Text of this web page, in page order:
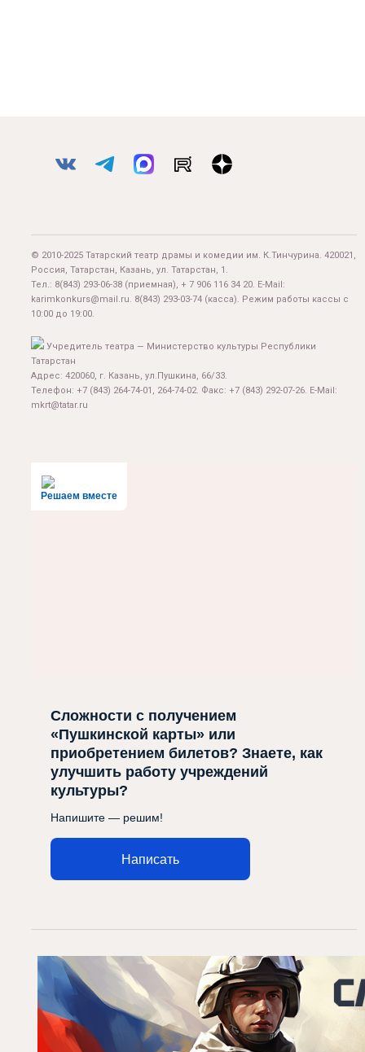
© 2010-2025 Татарский театр драмы и комедии им. К.Тинчурина. 420021,
Россия, Татарстан, Казань, ул. Татарстан, 1.
Тел.: 8(843) 293-06-38 (приемная), + 7 906 116 34 20. E-Mail:
karimkonkurs@mail.ru. 8(843) 293-03-74 (касса). Режим работы кассы с
10:00 до 19:00.
Учредитель театра — Министерство культуры Республики
Татарстан
Адрес: 420060, г. Казань, ул.Пушкина, 66/33.
Телефон: +7 (843) 264-74-01, 264-74-02. Факс: +7 (843) 292-07-26. E-Mail:
mkrt@tatar.ru
Решаем вместе
Сложности с получением
«Пушкинской карты» или
приобретением билетов? Знаете, как
улучшить работу учреждений
культуры?
Напишите — решим!
Написать